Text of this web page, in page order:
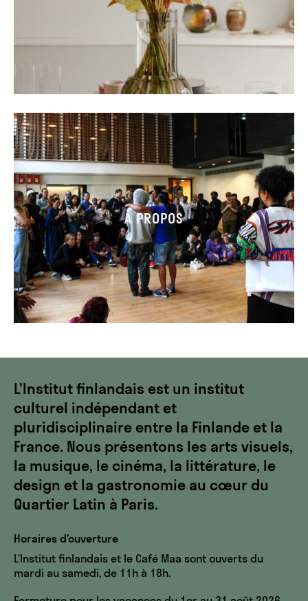
À PROPOS
L’Institut finlandais est un institut
culturel indépendant et
pluridisciplinaire entre la Finlande et la
France. Nous présentons les arts visuels,
la musique, le cinéma, la littérature, le
design et la gastronomie au cœur du
Quartier Latin à Paris.
Horaires d’ouverture
L’Institut finlandais et le Café Maa sont ouverts du
mardi au samedi, de 11h à 18h.